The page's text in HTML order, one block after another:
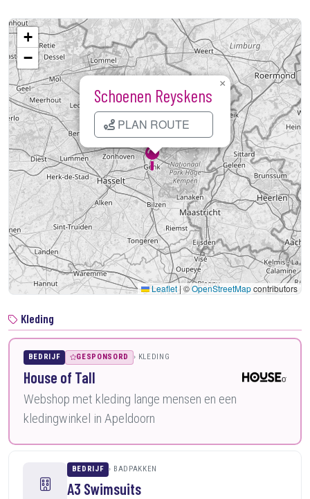
Kaart laden...
Schoenen Reyskens
PLAN ROUTE
×
+
−
Leaflet | ©OpenStreetMapcontributors
Kleding
BEDRIJF GESPONSORD KLEDING
House of Tall
Webshop met kleding lange mensen en een
kledingwinkel in Apeldoorn
BEDRIJF BADPAKKEN
A3 Swimsuits